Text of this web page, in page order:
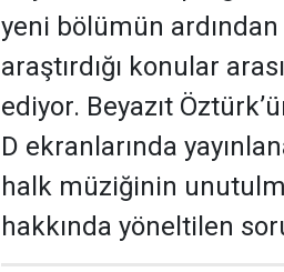
yeni bölümün
araştırdığı konular
ediyor. Beyazıt
D ekranlarında
halk müziğinin
hakkında yöneltilen